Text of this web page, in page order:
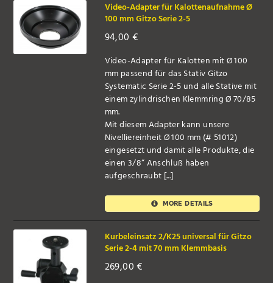
Video-Adapter für Kalottenaufnahme Ø
100 mm Gitzo Serie 2-5
94,00 €
Video-Adapter für Kalotten mit Ø 100
mm passend für das Stativ Gitzo
Systematic Serie 2-5 und alle Stative mit
einem zylindrischen Klemmring Ø 70/85
mm.
Mit diesem Adapter kann unsere
Nivelliereinheit Ø 100 mm (# 51012)
eingesetzt und damit alle Produkte, die
einen 3/8“ Anschluß haben
aufgeschraubt [...]
MORE DETAILS
Kurbeleinsatz 2/K25 universal für Gitzo
Serie 2-4 mit 70 mm Klemmbasis
269,00€